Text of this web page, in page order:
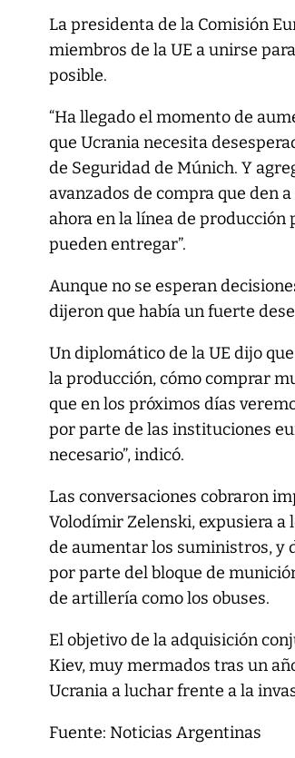
La presidenta de la Comisión
miembros de la UE a unirse
posible.
“Ha llegado el momento de
que Ucrania necesita
de Seguridad de Múnich. Y
avanzados de compra que den
ahora en la línea de
pueden entregar”.
Aunque no se esperan
dijeron que había un fuerte
Un diplomático de la UE dijo
la producción, cómo comprar
que en los próximos días
por parte de las instituciones
necesario”, indicó.
Las conversaciones cobraron
Volodímir Zelenski, expusiera a
de aumentar los suministros, y
por parte del bloque de
de artillería como los obuses.
El objetivo de la adquisición
Kiev, muy mermados tras un
Ucrania a luchar frente a la
Fuente: Noticias Argentinas